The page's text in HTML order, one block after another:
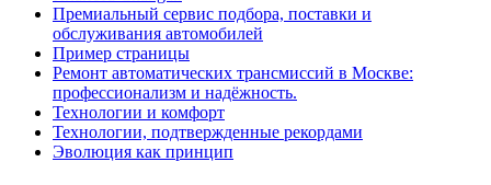
Премиальный сервис подбора, поставки и
обслуживания автомобилей
Пример страницы
Ремонт автоматических трансмиссий в Москве:
профессионализм и надёжность.
Технологии и комфорт
Технологии, подтвержденные рекордами
Эволюция как принцип